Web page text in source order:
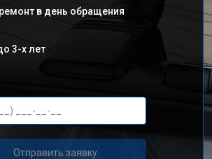
в день обращения
3-х лет
Отправить заявку